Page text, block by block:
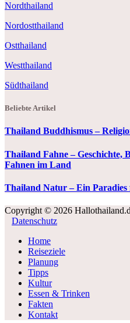
Nordthailand
Nordostthailand
Ostthailand
Westthailand
Südthailand
Beliebte Artikel
Thailand Buddhismus –
Thailand Fahne – Geschichte,
Fahnen im Land
Thailand Natur – Ein
Copyright © 2026
Datenschutz
Home
Reiseziele
Planung
Tipps
Kultur
Essen & Trinken
Fakten
Kontakt